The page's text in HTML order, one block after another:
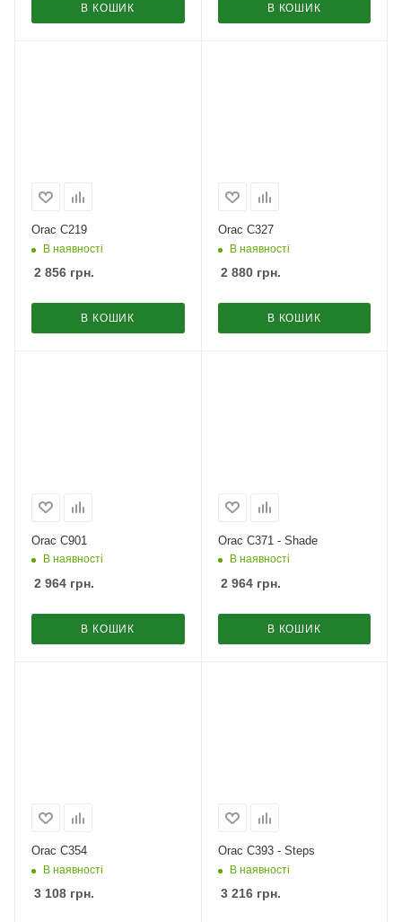
В КОШИК В КОШИК
Orac C219
В наявності
2 856 грн.
В КОШИК
Orac C327
В наявності
2 880грн.
В КОШИК
Orac C901
В наявності
2 964 грн.
В КОШИК
Orac C371 - Shade
В наявності
2 964грн.
В КОШИК
Orac C354
В наявності
3 108 грн.
Orac C393 - Steps
В наявності
3 216грн.